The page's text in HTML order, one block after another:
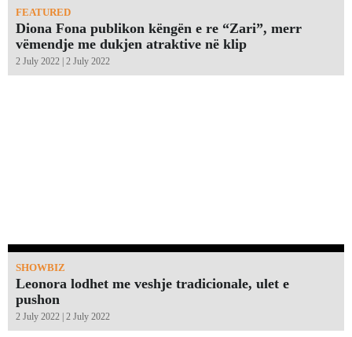
FEATURED
Diona Fona publikon këngën e re “Zari”, merr
vëmendje me dukjen atraktive në klip
2 July 2022 | 2 July 2022
SHOWBIZ
Leonora lodhet me veshje tradicionale, ulet e
pushon
2 July 2022 | 2 July 2022